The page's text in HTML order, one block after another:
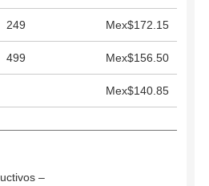
249 Mex$172.15
499 Mex$156.50
Mex$140.85
–